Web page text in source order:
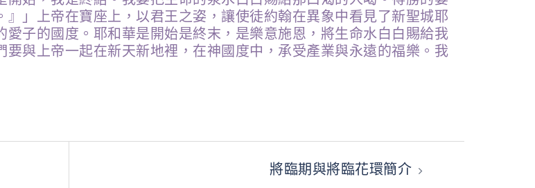
」上帝在寶座上，以君王之姿，讓使徒約翰在異象中看見了新聖城耶
子的國度。耶和華是開始是終末，是樂意施恩，將生命水白白賜給我
與上帝一起在新天新地裡，在神國度中，承受產業與永遠的福樂。我
將臨期與將臨花環簡介